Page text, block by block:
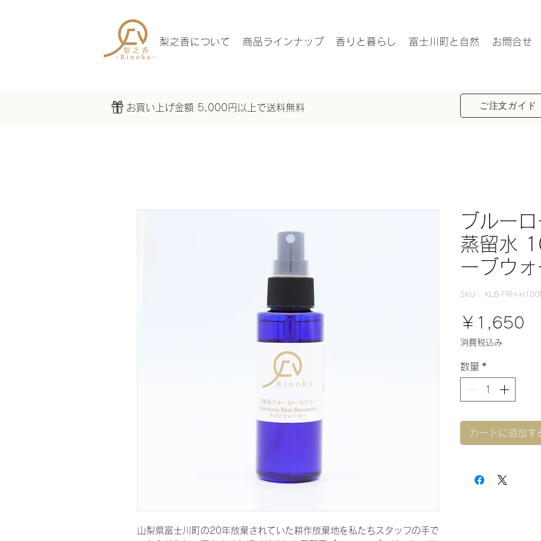
梨之香について 商品ラインナップ 香りと暮らし 富士川町と自然 お問合せ
お買い上げ金額 5,000円以上で送料無料 ご注文ガイド
山梨県富士川町の20年放棄されていた耕作放棄地を私たちスタッフの手で
ブルー
蒸留水
ーブウ
SKU： KLB-FRH-
￥1,650
消費税込み
数量 *
カートに追加す